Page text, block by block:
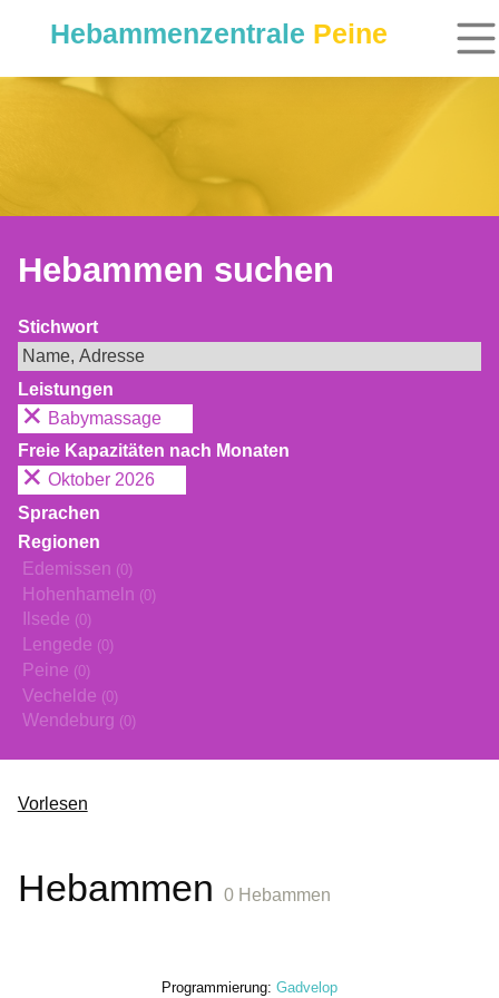
Hebammenzentrale Peine
Hebammen suchen
Stichwort
Leistungen
Babymassage
Freie Kapazitäten nach Monaten
Oktober 2026
Sprachen
Regionen
Edemissen (0)
Hohenhameln (0)
Ilsede (0)
Lengede (0)
Peine (0)
Vechelde (0)
Wendeburg (0)
Vorlesen
Hebammen 0 Hebammen
Programmierung: Gadvelop